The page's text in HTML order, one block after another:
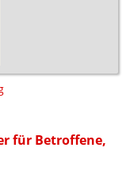
für Betroffene,